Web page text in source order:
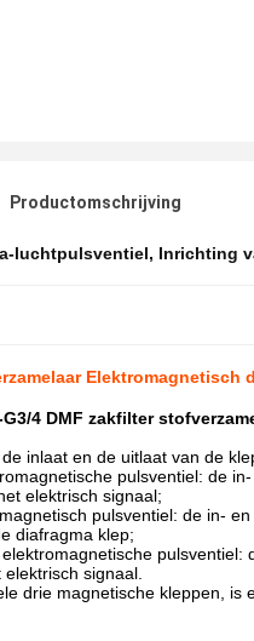
Productomschrijving
luchtpulsventiel, Inrichting
G3/4 DMF zakfilter
inlaat en de uitlaat van de
pulsventiel: de
elektrisch signaal;
pulsventiel: de in-
diafragma klep;
signaal.
drie magnetische kleppen,